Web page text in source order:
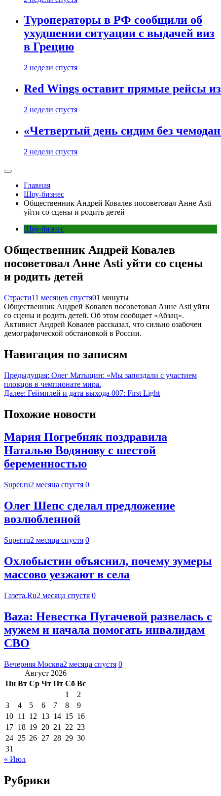
Туроператоры в РФ сообщили об
ухудшении ситуации с выдачей виз
в Грецию
2 недели спустя
Red Wings оставит прямые рейсы
2 недели спустя
«Четвертый день сидим без
2 недели спустя
Главная
Шоу-бизнес
Общественник Андрей Ковалев посоветовал Анне Asti
уйти со сцены и родить детей
Шоу-бизнес
Общественник Андрей Ковалев
посоветовал Анне Asti уйти со сцены
и родить детей
Страсти11 месяцев спустя01 минуты
Общественник Андрей Ковалев посоветовал Анне Asti уйти
со сцены и родить детей. Об этом сообщает «Абзац».
Активист Андрей Ковалев рассказал, что сильно озабочен
демографической обстановкой в России.
Навигация по записям
Предыдущая: Олег Матыцин: «Мы запоздали с участием
пловцов в чемпионате мира.
Далее: Геймплей и дата выхода 007: First Light
Похожие новости
Мария Погребняк поздравила
Наталью Водянову с шестой
беременностью
Super.ru2 месяца спустя 0
Олег Шепс сделал предложение
возлюбленной
Super.ru2 месяца спустя 0
Охлобыстин объяснил, почему зумеры
массово уезжают в села
Газета.Ru2 месяца спустя 0
Baza: Невестка Пугачевой развелась с
мужем и начала помогать инвалидам
СВО
Вечерняя Москва2 месяца спустя 0
Август 2026
Пн Вт Ср Чт Пт Сб Вс
1
2
3
4 5 6 7 8
9
10 11 12 13 14 15 16
17 18 19 20 21 22 23
24 25 26 27 28 29 30
31
« Июл
Рубрики